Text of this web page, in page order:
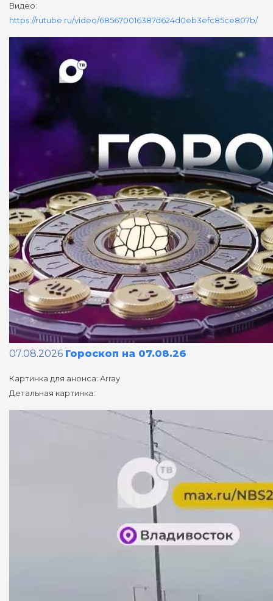
Видео:
https://rutube.ru/video/685670016387d624d0eb3efc85ce807b/
07.08.2026 Гороскоп на 07.08.26
Картинка для анонса: Array
Детальная картинка: